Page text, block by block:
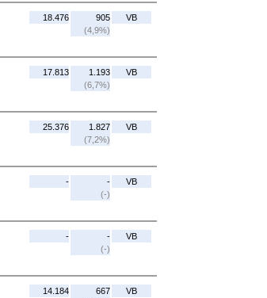
18.476
905
(4,9%)
VB
17.813
1.193
(6,7%)
VB
25.376
1.827
(7,2%)
VB
-
-
(-)
VB
-
-
(-)
VB
14.184
667
VB